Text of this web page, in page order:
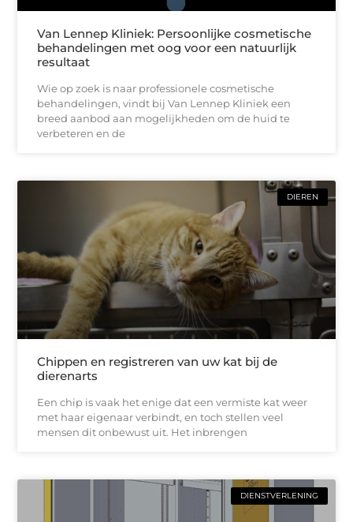
Van Lennep Kliniek: Persoonlijke cosmetische
behandelingen met oog voor een natuurlijk
resultaat
Wie op zoek is naar professionele cosmetische
behandelingen, vindt bij Van Lennep Kliniek een
breed aanbod aan mogelijkheden om de huid te
verbeteren en de
DIEREN
Chippen en registreren van uw kat bij de
dierenarts
Een chip is vaak het enige dat een vermiste kat weer
met haar eigenaar verbindt, en toch stellen veel
mensen dit onbewust uit. Het inbrengen
DIENSTVERLENING